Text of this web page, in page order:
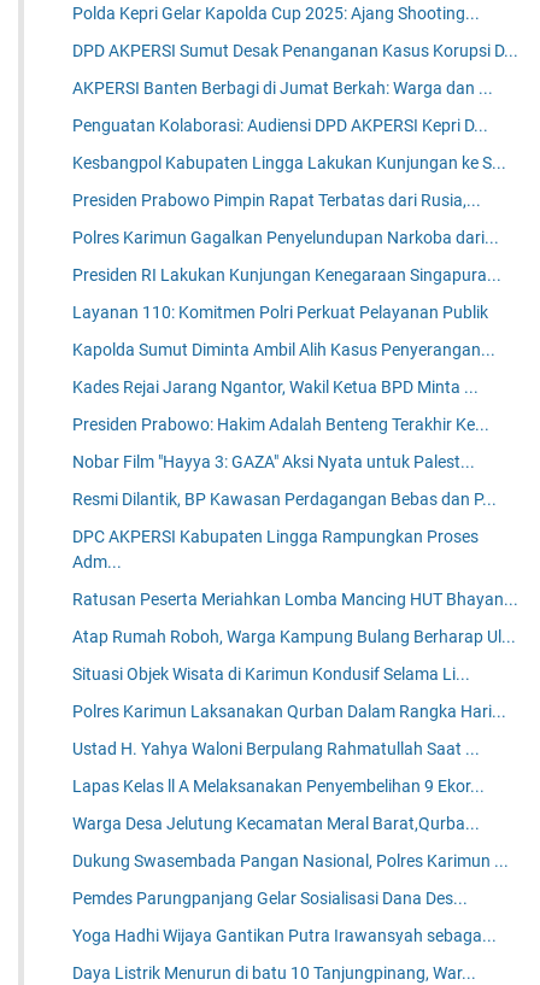
Polda Kepri Gelar Kapolda Cup 2025: Ajang Shooting...
DPD AKPERSI Sumut Desak Penanganan Kasus Korupsi D...
AKPERSI Banten Berbagi di Jumat Berkah: Warga dan ...
Penguatan Kolaborasi: Audiensi DPD AKPERSI Kepri D...
Kesbangpol Kabupaten Lingga Lakukan Kunjungan ke S...
Presiden Prabowo Pimpin Rapat Terbatas dari Rusia,...
Polres Karimun Gagalkan Penyelundupan Narkoba dari...
Presiden RI Lakukan Kunjungan Kenegaraan Singapura...
Layanan 110: Komitmen Polri Perkuat Pelayanan Publik
Kapolda Sumut Diminta Ambil Alih Kasus Penyerangan...
Kades Rejai Jarang Ngantor, Wakil Ketua BPD Minta ...
Presiden Prabowo: Hakim Adalah Benteng Terakhir Ke...
Nobar Film "Hayya 3: GAZA" Aksi Nyata untuk Palest...
Resmi Dilantik, BP Kawasan Perdagangan Bebas dan P...
DPC AKPERSI Kabupaten Lingga Rampungkan Proses
Adm...
Ratusan Peserta Meriahkan Lomba Mancing HUT Bhayan...
Atap Rumah Roboh, Warga Kampung Bulang Berharap Ul...
Situasi Objek Wisata di Karimun Kondusif Selama Li...
Polres Karimun Laksanakan Qurban Dalam Rangka Hari...
Ustad H. Yahya Waloni Berpulang Rahmatullah Saat ...
Lapas Kelas ll A Melaksanakan Penyembelihan 9 Ekor...
Warga Desa Jelutung Kecamatan Meral Barat,Qurba...
Dukung Swasembada Pangan Nasional, Polres Karimun ...
Pemdes Parungpanjang Gelar Sosialisasi Dana Des...
Yoga Hadhi Wijaya Gantikan Putra Irawansyah sebaga...
Daya Listrik Menurun di batu 10 Tanjungpinang, War...